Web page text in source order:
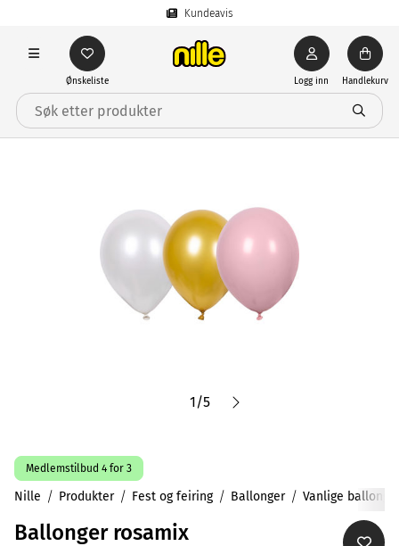
Kundeavis
Ønskeliste Logg inn Handlekurv
1/5
Medlemstilbud 4 for 3
Nille Produkter Fest og feiring Ballonger Vanlige
Ballonger rosamix